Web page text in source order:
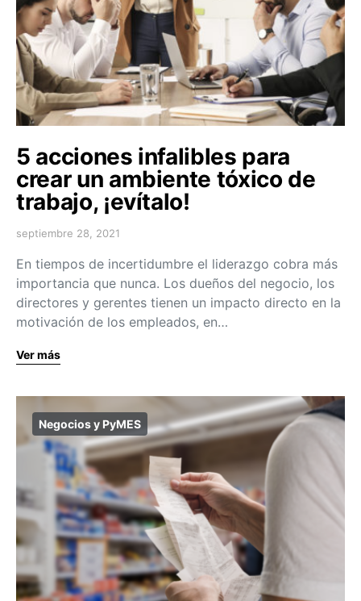
5 acciones infalibles para
crear un ambiente tóxico de
trabajo, ¡evítalo!
septiembre 28, 2021
En tiempos de incertidumbre el liderazgo cobra más
importancia que nunca. Los dueños del negocio, los
directores y gerentes tienen un impacto directo en la
motivación de los empleados, en…
Ver más
Negocios y PyMES